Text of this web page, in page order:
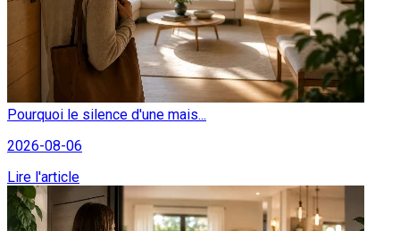
Pourquoi le silence d'une mais...
2026-08-06
Lire l'article